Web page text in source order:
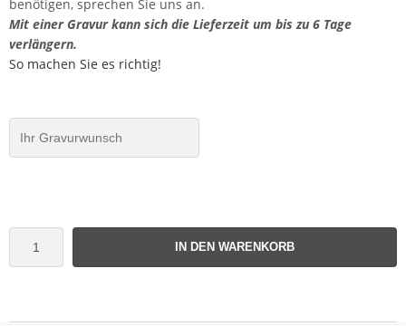
benötigen, sprechen Sie uns an.
Mit einer Gravur kann sich die Lieferzeit um bis zu 6 Tage
verlängern.
So machen Sie es richtig!
IN DEN WARENKORB